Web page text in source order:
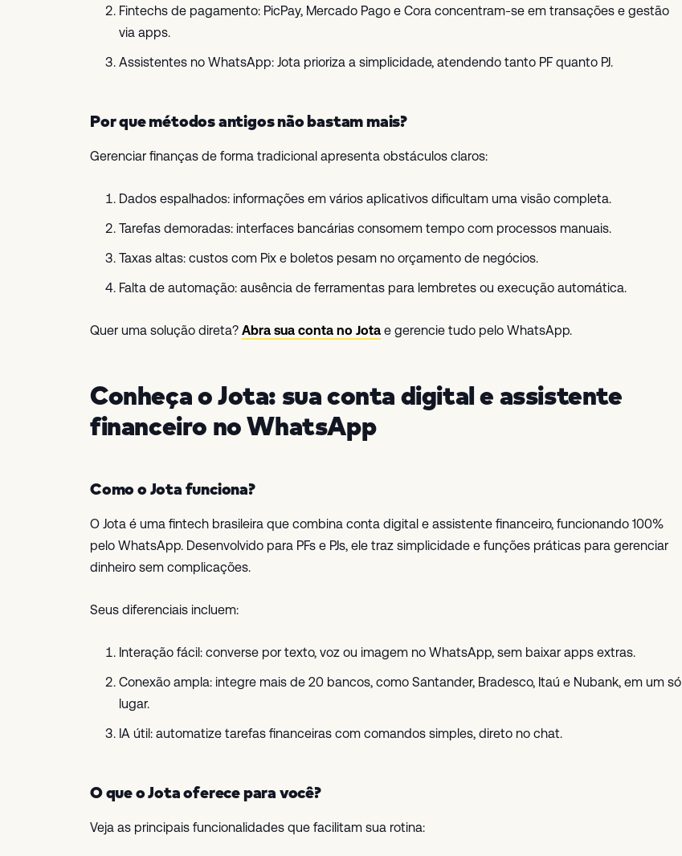
Fintechs de pagamento: PicPay, Mercado Pago e Cora concentram-se em transações e gestão
via apps.
Assistentes no WhatsApp: Jota prioriza a simplicidade, atendendo tanto PF quanto PJ.
Por que métodos antigos não bastam mais?
Gerenciar finanças de forma tradicional apresenta obstáculos claros:
Dados espalhados: informações em vários aplicativos dificultam uma visão completa.
Tarefas demoradas: interfaces bancárias consomem tempo com processos manuais.
Taxas altas: custos com Pix e boletos pesam no orçamento de negócios.
Falta de automação: ausência de ferramentas para lembretes ou execução automática.
Quer uma solução direta? Abra sua conta no Jota e gerencie tudo pelo WhatsApp.
Conheça o Jota: sua conta digital e assistente
financeiro no WhatsApp
Como o Jota funciona?
O Jota é uma fintech brasileira que combina conta digital e assistente financeiro, funcionando 100%
pelo WhatsApp. Desenvolvido para PFs e PJs, ele traz simplicidade e funções práticas para gerenciar
dinheiro sem complicações.
Seus diferenciais incluem:
Interação fácil: converse por texto, voz ou imagem no WhatsApp, sem baixar apps extras.
Conexão ampla: integre mais de 20 bancos, como Santander, Bradesco, Itaú e Nubank, em um só
lugar.
IA útil: automatize tarefas financeiras com comandos simples, direto no chat.
O que o Jota oferece para você?
Veja as principais funcionalidades que facilitam sua rotina: